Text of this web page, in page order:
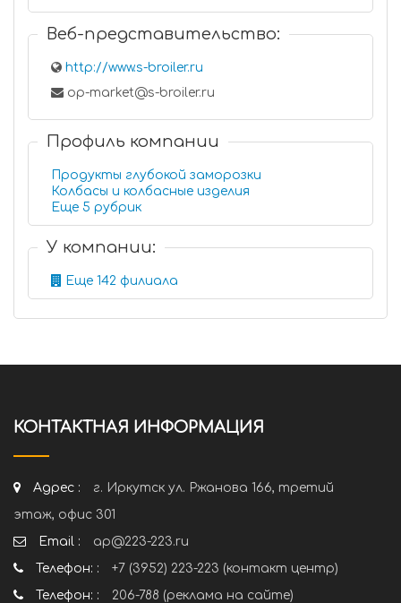
Веб-представительство:
http://www.s-broiler.ru
op-market@s-broiler.ru
Профиль компании
Продукты глубокой заморозки
Колбасы и колбасные изделия
Еще 5 рубрик
У компании:
Еще 142 филиала
КОНТАКТНАЯ ИНФОРМАЦИЯ
Адрес :
г. Иркутск ул. Ржанова 166, третий
этаж, офис 301
Email :
ap@223-223.ru
Телефон: :
+7 (3952) 223-223 (контакт центр)
Телефон: :
206-788 (реклама на сайте)